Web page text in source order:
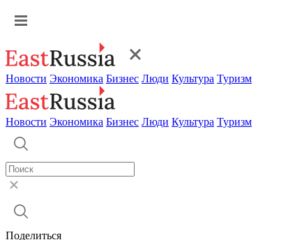
Новости Экономика Бизнес Люди Культура Туризм
Новости Экономика Бизнес Люди Культура Туризм
Поделиться